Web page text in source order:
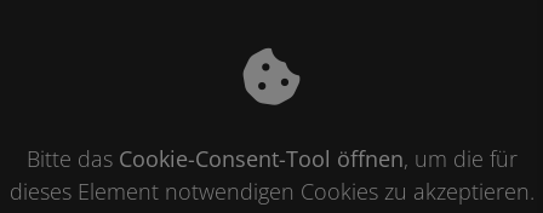
Bitte das Cookie-Consent-Tool öffnen, um die für
dieses Element notwendigen Cookies zu akzeptieren.